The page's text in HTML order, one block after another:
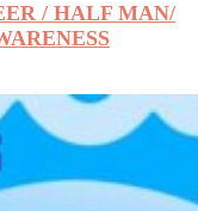
/ HALF MAN/